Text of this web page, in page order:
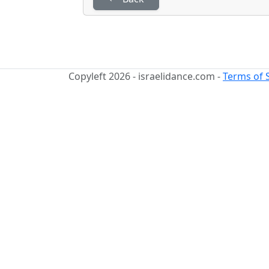
Copyleft 2026 - israelidance.com -Terms of